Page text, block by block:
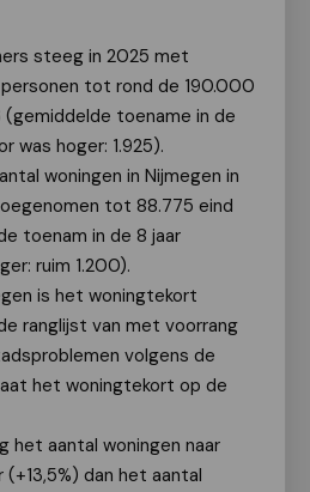
steeg in 2025 met
tot rond de 190.000
(gemiddelde toename in de
was hoger: 1.925).
woningen in Nijmegen in
tot 88.775 eind
toenam in de 8 jaar
ruim 1.200).
is het woningtekort
ranglijst van met voorrang
volgens de
het woningtekort op de
het aantal woningen naar
dan het aantal